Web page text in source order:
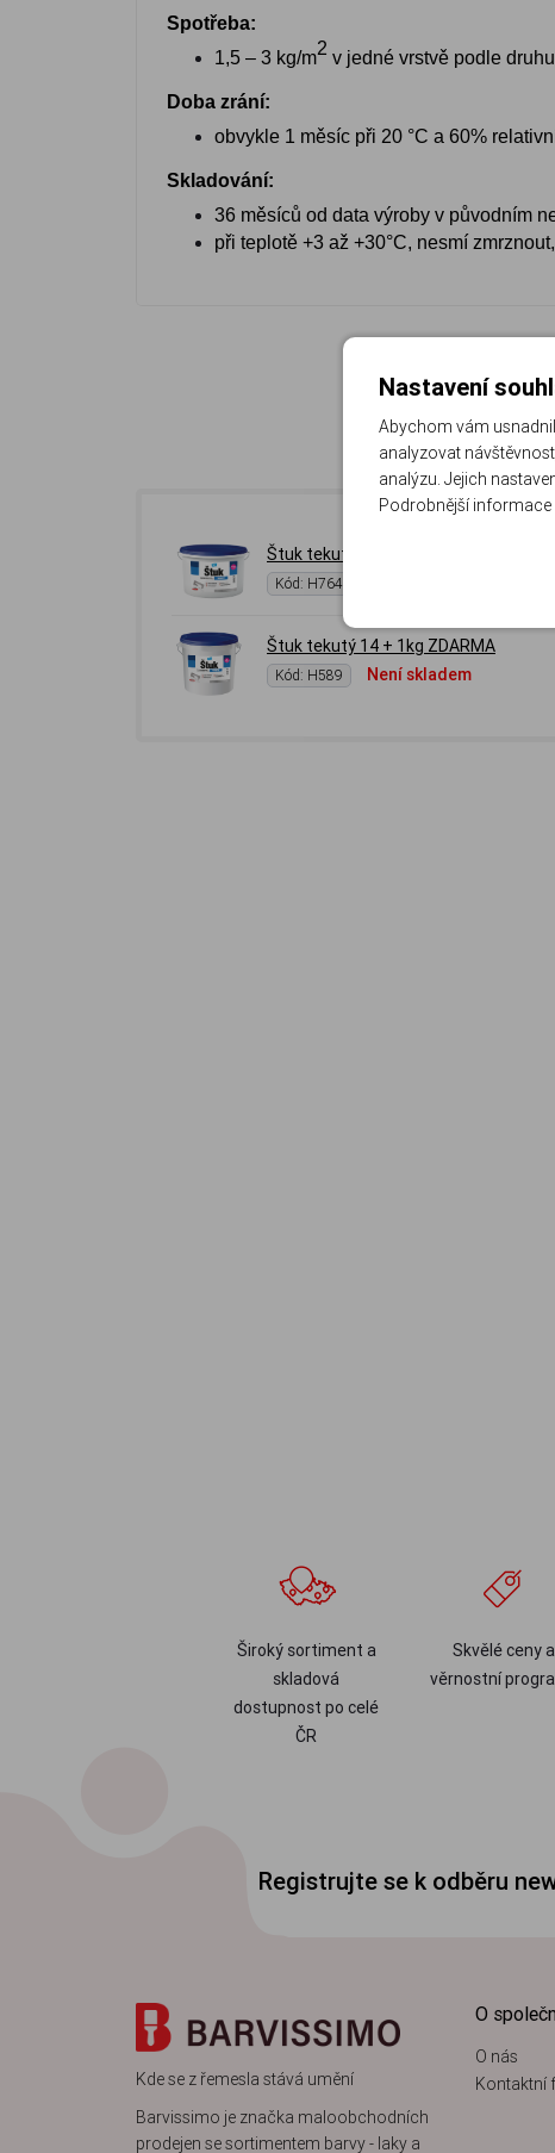
Spotřeba:
1,5 – 3 kg/m2 v jedné vrstvě podle
Doba zrání:
obvykle 1 měsíc při 20 °C a 60%
Skladování:
36 měsíců od data výroby v původním
při teplotě +3 až +30°C, nesmí
Štuk tekutý 7kg + 1kg ZDARMA
Kód: H764
Štuk tekutý 14 + 1kg ZDARMA
Kód: H589 Není skladem
Široký sortiment a
skladová
dostupnost po celé
ČR
Skvělé ceny a
věrnostní
Registrujte se k odběru
Kde se z řemesla stává umění
Barvissimo je značka maloobchodních
prodejen se sortimentem barvy - laky a
O
O nás
Kontaktní
Nastavení
Abychom vám
analyzovat
analýzu. Jejich
Podrobnější informace